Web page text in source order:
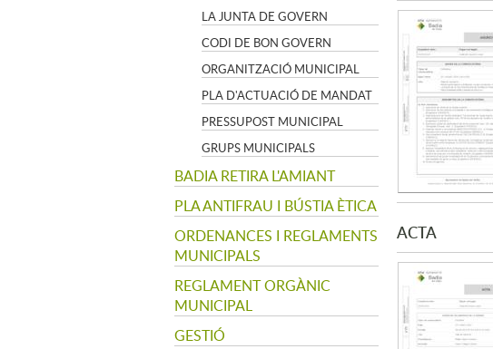
LA JUNTA DE GOVERN
CODI DE BON GOVERN
ORGANITZACIÓ MUNICIPAL
PLA D'ACTUACIÓ DE MANDAT
PRESSUPOST MUNICIPAL
GRUPS MUNICIPALS
BADIA RETIRA L'AMIANT
PLA ANTIFRAU I BÚSTIA ÈTICA
ORDENANCES I REGLAMENTS
MUNICIPALS
REGLAMENT ORGÀNIC
MUNICIPAL
GESTIÓ
ACTA